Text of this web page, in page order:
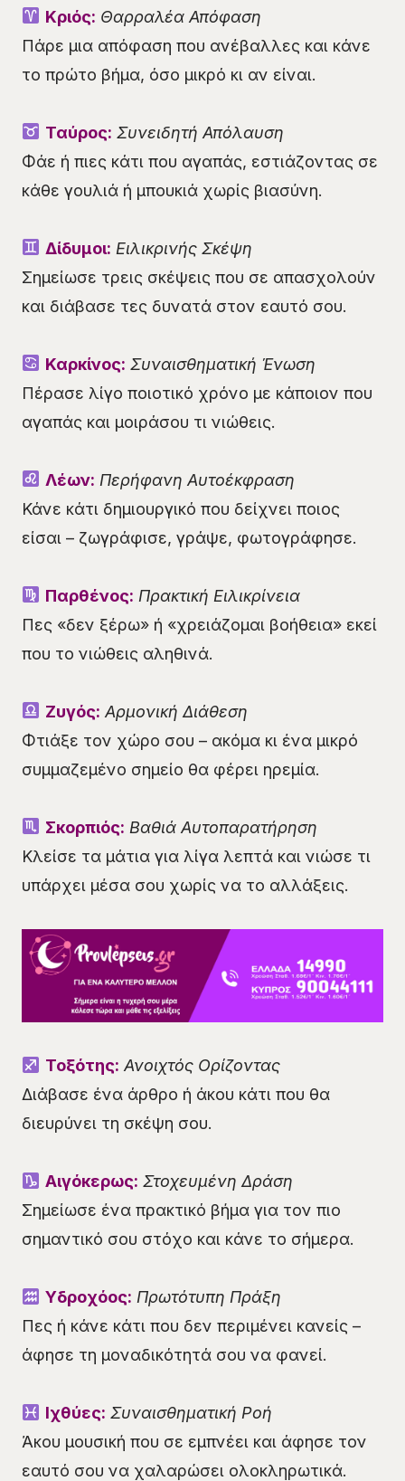
Κριός: Θαρραλέα Απόφαση
Πάρε μια απόφαση που ανέβαλλες και κάνε
το πρώτο βήμα, όσο μικρό κι αν είναι.
Ταύρος: Συνειδητή Απόλαυση
Φάε ή πιες κάτι που αγαπάς, εστιάζοντας σε
κάθε γουλιά ή μπουκιά χωρίς βιασύνη.
Δίδυμοι: Ειλικρινής Σκέψη
Σημείωσε τρεις σκέψεις που σε απασχολούν
και διάβασε τες δυνατά στον εαυτό σου.
Καρκίνος: Συναισθηματική Ένωση
Πέρασε λίγο ποιοτικό χρόνο με κάποιον που
αγαπάς και μοιράσου τι νιώθεις.
Λέων: Περήφανη Αυτοέκφραση
Κάνε κάτι δημιουργικό που δείχνει ποιος
είσαι – ζωγράφισε, γράψε, φωτογράφησε.
Παρθένος: Πρακτική Ειλικρίνεια
Πες «δεν ξέρω» ή «χρειάζομαι βοήθεια» εκεί
που το νιώθεις αληθινά.
Ζυγός: Αρμονική Διάθεση
Φτιάξε τον χώρο σου – ακόμα κι ένα μικρό
συμμαζεμένο σημείο θα φέρει ηρεμία.
Σκορπιός: Βαθιά Αυτοπαρατήρηση
Κλείσε τα μάτια για λίγα λεπτά και νιώσε τι
υπάρχει μέσα σου χωρίς να το αλλάξεις.
Τοξότης: Ανοιχτός Ορίζοντας
Διάβασε ένα άρθρο ή άκου κάτι που θα
διευρύνει τη σκέψη σου.
Αιγόκερως: Στοχευμένη Δράση
Σημείωσε ένα πρακτικό βήμα για τον πιο
σημαντικό σου στόχο και κάνε το σήμερα.
Υδροχόος: Πρωτότυπη Πράξη
Πες ή κάνε κάτι που δεν περιμένει κανείς –
άφησε τη μοναδικότητά σου να φανεί.
Ιχθύες: Συναισθηματική Ροή
Άκου μουσική που σε εμπνέει και άφησε τον
εαυτό σου να χαλαρώσει ολοκληρωτικά.